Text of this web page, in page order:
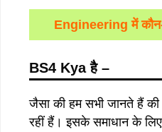
Engineering में
BS4 Kyaहै –
जैसा की हम सभी जानते हैं
रहीं हैं। इसके समाधान के लिए